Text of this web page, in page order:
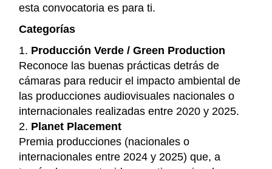
esta convocatoria es para ti.
Categorías
Producción Verde / Green Production
Reconoce las buenas prácticas detrás de
cámaras para reducir el impacto ambiental de
las producciones audiovisuales nacionales o
internacionales realizadas entre 2020 y 2025.
Planet Placement
Premia producciones (nacionales o
internacionales entre 2024 y 2025) que, a